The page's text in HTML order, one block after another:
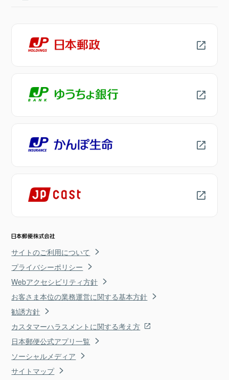
サイトのご利用について
プライバシーポリシー
Webアクセシビリティ方針
お客さま本位の業務運営に関する基本方針
勧誘方針
カスタマーハラスメントに関する考え方
日本郵便公式アプリ一覧
ソーシャルメディア
サイトマップ